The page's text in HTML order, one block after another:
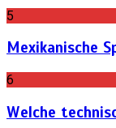
5
Mexikanische
6
Welche